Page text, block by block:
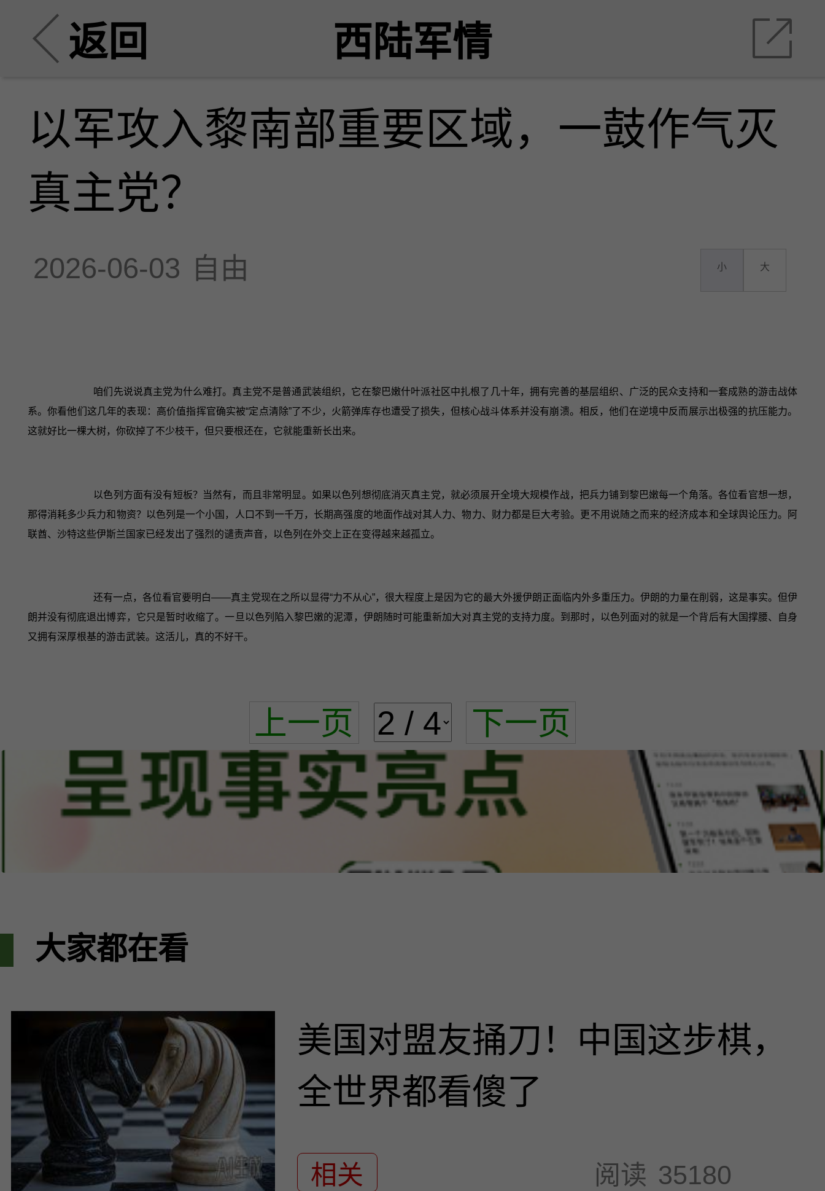
返回 西陆军情
以军攻入黎南部重要区域，一鼓作气灭
真主党？
2026-06-03 自由 小 大
咱们先说说真主党为什么难打。真主党不是普通武装组织，它在黎巴嫩什叶派社区中扎根了几十年，拥有完善的基层组织、广泛的民众支持和一套成熟的游击战体
系。你看他们这几年的表现：高价值指挥官确实被“定点清除”了不少，火箭弹库存也遭受了损失，但核心战斗体系并没有崩溃。相反，他们在逆境中反而展示出极强的抗压能力。
这就好比一棵大树，你砍掉了不少枝干，但只要根还在，它就能重新长出来。
以色列方面有没有短板？当然有，而且非常明显。如果以色列想彻底消灭真主党，就必须展开全境大规模作战，把兵力铺到黎巴嫩每一个角落。各位看官想一想，
那得消耗多少兵力和物资？以色列是一个小国，人口不到一千万，长期高强度的地面作战对其人力、物力、财力都是巨大考验。更不用说随之而来的经济成本和全球舆论压力。阿
联酋、沙特这些伊斯兰国家已经发出了强烈的谴责声音，以色列在外交上正在变得越来越孤立。
还有一点，各位看官要明白——真主党现在之所以显得“力不从心”，很大程度上是因为它的最大外援伊朗正面临内外多重压力。伊朗的力量在削弱，这是事实。但伊
朗并没有彻底退出博弈，它只是暂时收缩了。一旦以色列陷入黎巴嫩的泥潭，伊朗随时可能重新加大对真主党的支持力度。到那时，以色列面对的就是一个背后有大国撑腰、自身
又拥有深厚根基的游击武装。这活儿，真的不好干。
上一页 下一页
大家都在看
美国对盟友捅刀！中国这步棋，
全世界都看傻了
相关 阅读 35180